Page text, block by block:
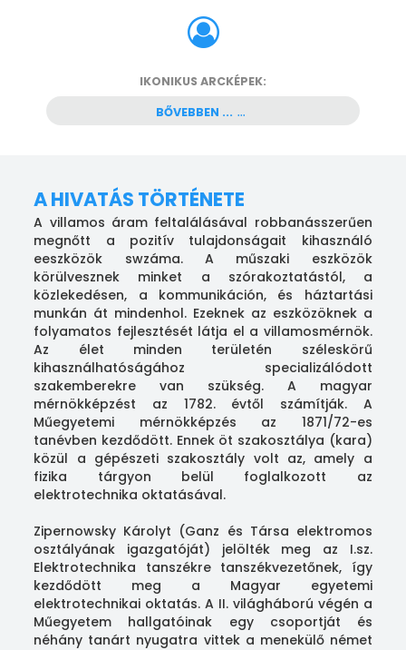
IKONIKUS ARCKÉPEK:
BŐVEBBEN ...
A HIVATÁS TÖRTÉNETE
A villamos áram feltalálásával robbanásszerűen
megnőtt a pozitív tulajdonságait kihasználó
eeszközök swzáma. A műszaki eszközök
körülvesznek minket a szórakoztatástól, a
közlekedésen, a kommunikáción, és háztartási
munkán át mindenhol. Ezeknek az eszközöknek a
folyamatos fejlesztését látja el a villamosmérnök.
Az élet minden területén széleskörű
kihasználhatóságához specializálódott
szakemberekre van szükség. A magyar
mérnökképzést az 1782. évtől számítják. A
Műegyetemi mérnökképzés az 1871/72-es
tanévben kezdődött. Ennek öt szakosztálya (kara)
közül a gépészeti szakosztály volt az, amely a
fizika tárgyon belül foglalkozott az
elektrotechnika oktatásával.
Zipernowsky Károlyt (Ganz és Társa elektromos
osztályának igazgatóját) jelölték meg az I.sz.
Elektrotechnika tanszékre tanszékvezetőnek, így
kezdődött meg a Magyar egyetemi
elektrotechnikai oktatás. A II. világháború végén a
Műegyetem hallgatóinak egy csoportját és
néhány tanárt nyugatra vittek a menekülő német